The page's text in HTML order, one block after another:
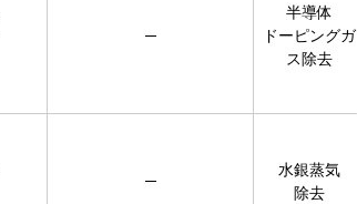
─
半導体
ドーピングガ
ス除去
─
水銀蒸気
除去